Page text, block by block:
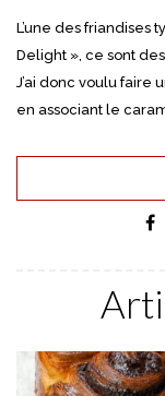
L’une des friandises
Delight », ce sont
J’ai donc voulu faire
en associant le